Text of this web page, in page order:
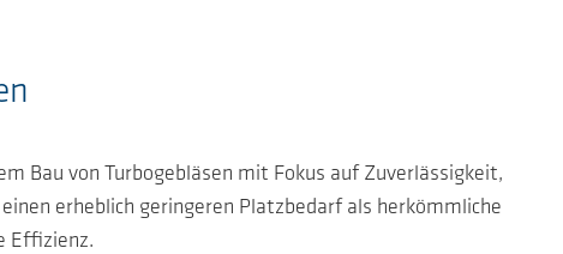
Bau von Turbogebläsen mit Fokus auf Zuverlässigkeit,
erheblich geringeren Platzbedarf als herkömmliche
Effizienz.